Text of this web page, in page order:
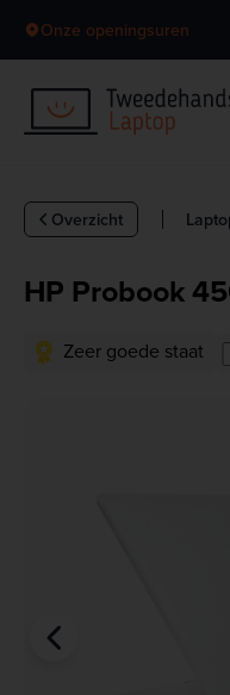
Onze openingsuren
Overzicht
HP Probook
Zeer goede staat